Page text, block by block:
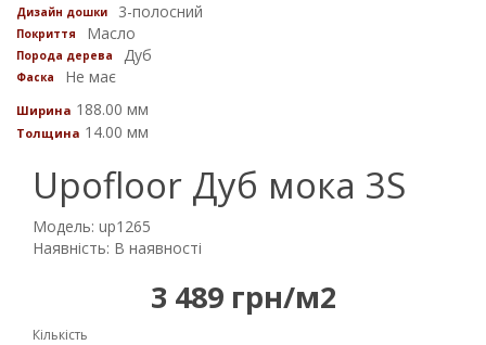
Дизайн дошки 3-полосний
Покриття Масло
Порода дерева Дуб
Фаска Не має
Ширина 188.00 мм
Толщина 14.00 мм
Upofloor Дуб мока 3S
Модель: up1265
Наявність: В наявності
3 489 грн/м2
Кількість